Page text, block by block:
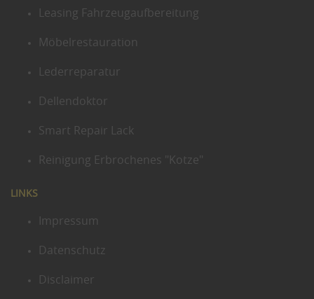
Leasing Fahrzeugaufbereitung
Möbelrestauration
Lederreparatur
Dellendoktor
Smart Repair Lack
Reinigung Erbrochenes "Kotze"
LINKS
Impressum
Datenschutz
Disclaimer